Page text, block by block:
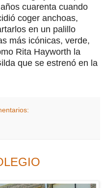
cuarenta cuando
coger anchoas,
en un palillo
más icónicas, verde,
Rita Hayworth la
que se estrenó en la